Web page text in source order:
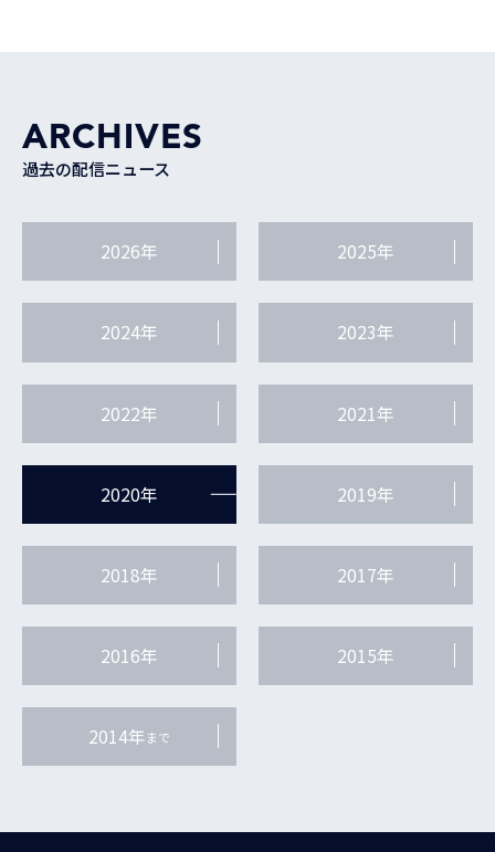
ARCHIVES
過去の配信ニュース
2026年 2025年
2024年 2023年
2022年 2021年
2020年 2019年
2018年 2017年
2016年 2015年
2014年まで